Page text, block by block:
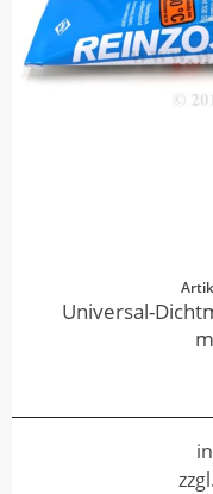
Universal-